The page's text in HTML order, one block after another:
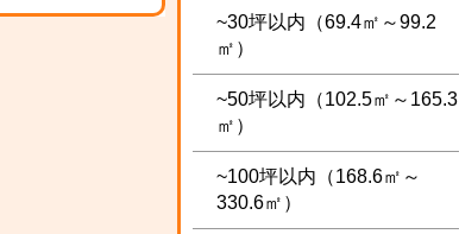
~30坪以内（69.4㎡～99.2
㎡）
~50坪以内（102.5㎡～165.3
㎡）
~100坪以内（168.6㎡～
330.6㎡）